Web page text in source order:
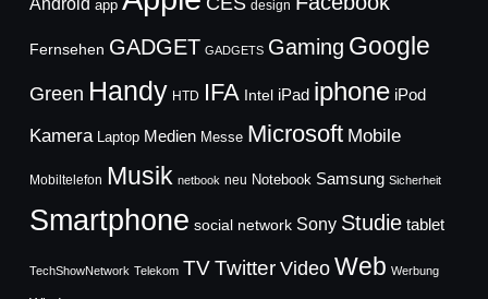
app design
Fernsehen GADGET GADGETS Gaming Google
Green Handy HTD IFA Intel iPad iphone iPod
Kamera Laptop Medien Messe Microsoft Mobile
Mobiltelefon Musik netbook neu Notebook Samsung Sicherheit
Smartphone social network Sony Studie tablet
TechShowNetwork Telekom TVTwitter Video Web Werbung